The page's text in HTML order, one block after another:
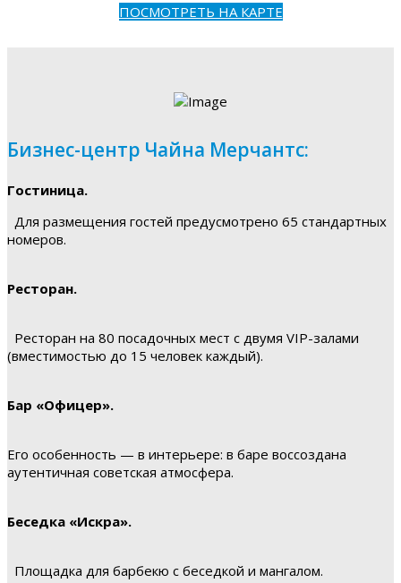
ПОСМОТРЕТЬ НА КАРТЕ
Бизнес-центр Чайна Мерчантс:
Гостиница.
Для размещения гостей предусмотрено 65 стандартных
номеров.
Ресторан.
Ресторан на 80 посадочных мест с двумя VIP-залами
(вместимостью до 15 человек каждый).
Бар «Офицер».
Его особенность — в интерьере: в баре воссоздана
аутентичная советская атмосфера.
Беседка «Искра».
Площадка для барбекю с беседкой и мангалом.